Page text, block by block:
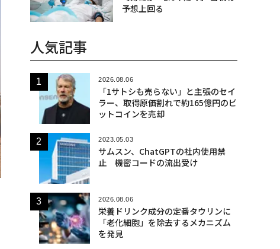
予想上回る
人気記事
2026.08.06
「1サトシも売らない」と主張のセイ
ラー、取得原価割れで約165億円のビ
ットコインを売却
2023.05.03
サムスン、ChatGPTの社内使用禁
止 機密コードの流出受け
2026.08.06
栄養ドリンク成分の定番タウリンに
「老化細胞」を除去するメカニズム
を発見